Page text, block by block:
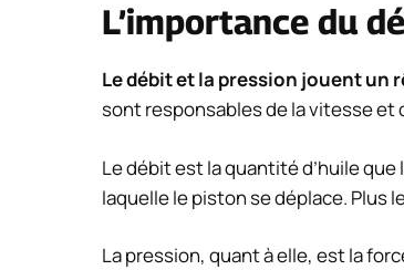
L’importance du
Le débit et la pression jouent un
sont responsables de la vitesse et
Le débit est la quantité d’huile
laquelle le piston se déplace. Plus
La pression, quant à elle, est la